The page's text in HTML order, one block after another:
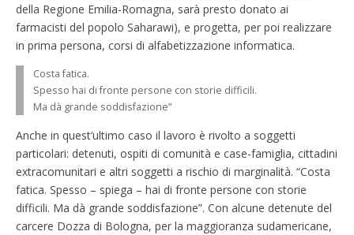
della Regione Emilia-Romagna, sarà presto donato ai
farmacisti del popolo Saharawi), e progetta, per poi realizzare
in prima persona, corsi di alfabetizzazione informatica.
Costa fatica.
Spesso hai di fronte persone con storie difficili.
Ma dà grande soddisfazione”
Anche in quest’ultimo caso il lavoro è rivolto a soggetti
particolari: detenuti, ospiti di comunità e case-famiglia, cittadini
extracomunitari e altri soggetti a rischio di marginalità. “Costa
fatica. Spesso – spiega – hai di fronte persone con storie
difficili. Ma dà grande soddisfazione”. Con alcune detenute del
carcere Dozza di Bologna, per la maggioranza sudamericane,